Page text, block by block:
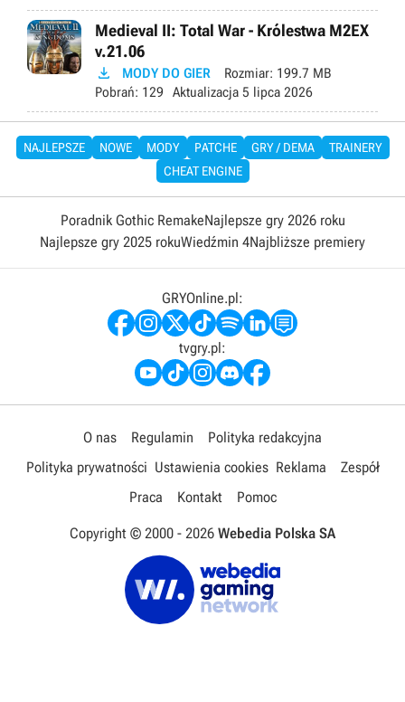
Medieval II: Total War - Królestwa M2EX
v.21.06
 MODY DO GIER Rozmiar: 199.7 MB
Pobrań: 129 Aktualizacja 5 lipca 2026
NAJLEPSZE NOWE MODY PATCHE GRY / DEMA
TRAINERY
CHEAT ENGINE
Poradnik Gothic RemakeNajlepsze gry 2026 roku
Najlepsze gry 2025 rokuWiedźmin 4Najbliższe premiery
GRYOnline.pl:
tvgry.pl:
O nas Regulamin
Polityka redakcyjna
Polityka prywatności Ustawienia cookies Reklama
Zespół
Praca
Kontakt Pomoc
Copyright © 2000 - 2026 Webedia Polska SA